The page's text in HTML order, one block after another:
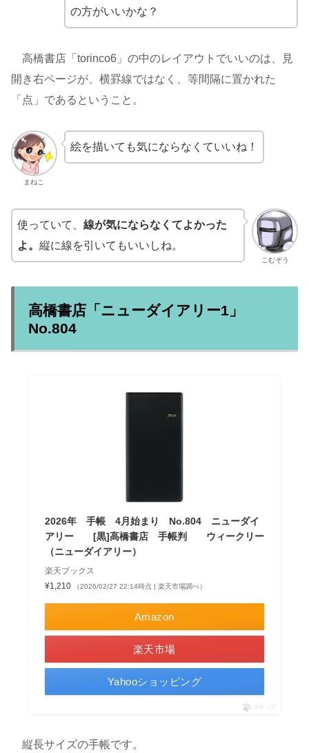
の方がいいかな？
高橋書店「torinco6」の中のレイアウトでいいのは、見
開き右ページが、横罫線ではなく、等間隔に置かれた
「点」であるということ。
まねこ
絵を描いても気にならなくていいね！
こむぞう
使っていて、 線が気にならなくてよかった
よ。 縦に線を引いてもいいしね。
高橋書店「ニューダイアリー1」
No.804
2026年 手帳 4月始まり No.804 ニューダイ
アリー [黒]高橋書店 手帳判 ウィークリー
（ニューダイアリー）
楽天ブックス
¥1,210
（2026/02/27 22:14時点 | 楽天市場調べ）
Amazon
楽天市場
Yahooショッピング
ポチップ
縦長サイズの手帳です。